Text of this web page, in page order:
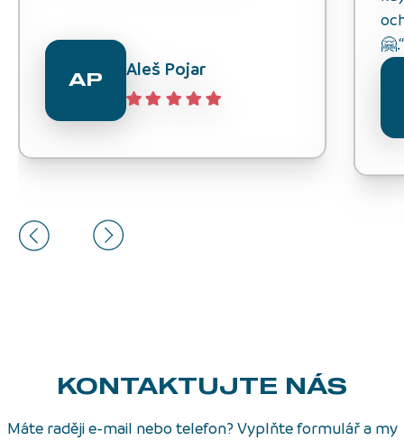
AP Aleš Pojar
KONTAKTUJTE NÁS
Máte raději e-mail nebo telefon? Vyplňte formulář a my